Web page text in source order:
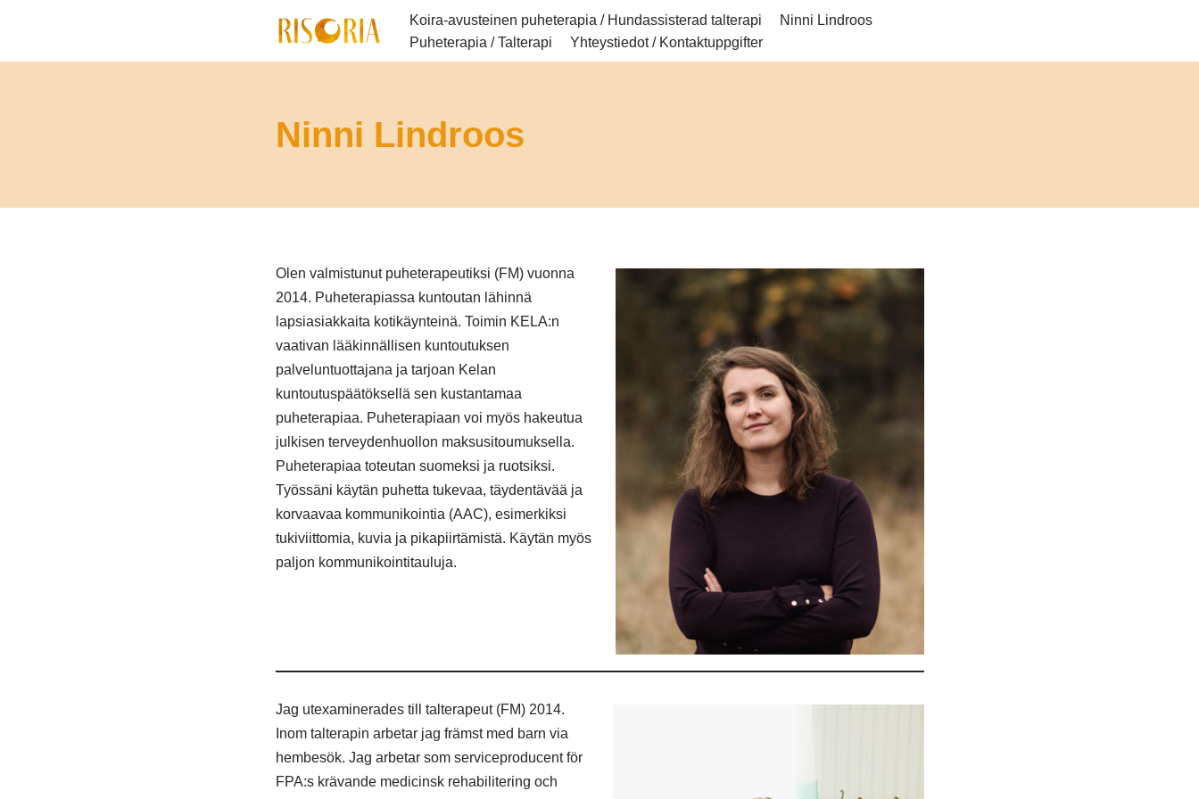
Koira-avusteinen puheterapia / Hundassisterad talterapi
Ninni Lindroos
Puheterapia / Talterapi
Yhteystiedot / Kontaktuppgifter
Ninni Lindroos
Olen valmistunut puheterapeutiksi (FM) vuonna
2014. Puheterapiassa kuntoutan lähinnä
lapsiasiakkaita kotikäynteinä. Toimin KELA:n
vaativan lääkinnällisen kuntoutuksen
palveluntuottajana ja tarjoan Kelan
kuntoutuspäätöksellä sen kustantamaa
puheterapiaa. Puheterapiaan voi myös hakeutua
julkisen terveydenhuollon maksusitoumuksella.
Puheterapiaa toteutan suomeksi ja ruotsiksi.
Työssäni käytän puhetta tukevaa, täydentävää ja
korvaavaa kommunikointia (AAC), esimerkiksi
tukiviittomia, kuvia ja pikapiirtämistä. Käytän myös
paljon kommunikointitauluja.
Jag utexaminerades till talterapeut (FM) 2014.
Inom talterapin arbetar jag främst med barn via
hembesök. Jag arbetar som serviceproducent för
FPA:s krävande medicinsk rehabilitering och